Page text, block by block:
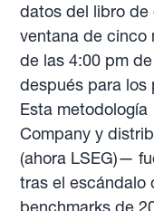
datos del libro de
ventana de cinco
de las 4:00 pm
después para los
Esta
Company y
(ahora LSEG)—
tras el escándalo